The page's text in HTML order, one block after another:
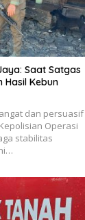
Saat Satgas
Hasil Kebun
dan persuasif
Operasi
stabilitas